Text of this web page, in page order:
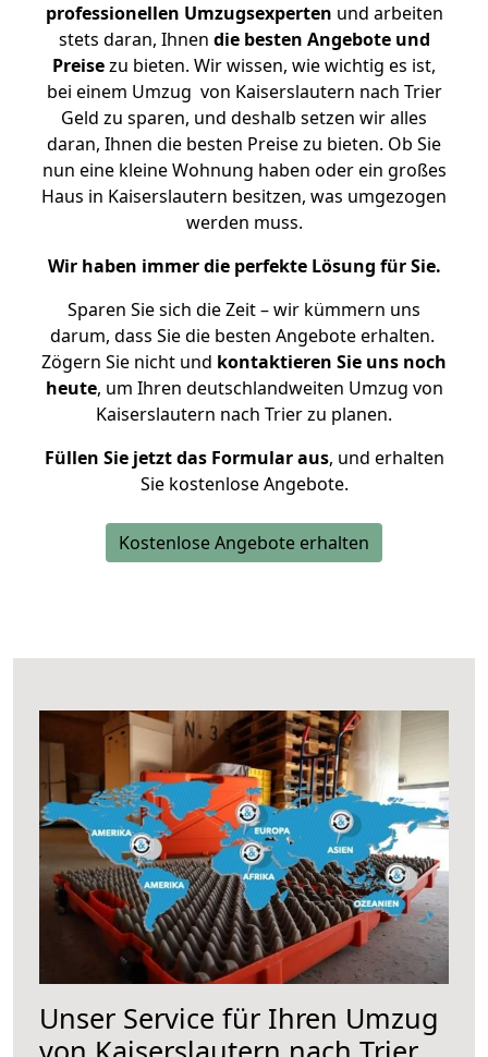
professionellen Umzugsexperten und arbeiten
stets daran, Ihnen die besten Angebote und
Preisezu bieten. Wir wissen, wie wichtig es ist,
bei einem Umzug von Kaiserslautern nach Trier
Geld zu sparen, und deshalb setzen wir alles
daran, Ihnen die besten Preise zu bieten. Ob Sie
nun eine kleine Wohnung haben oder ein großes
Haus in Kaiserslautern besitzen, was umgezogen
werden muss.
Wir haben immer die perfekte Lösung für Sie.
Sparen Sie sich die Zeit – wir kümmern uns
darum, dass Sie die besten Angebote erhalten.
Zögern Sie nicht und kontaktieren Sie uns noch
heute, um Ihren deutschlandweiten Umzug von
Kaiserslautern nach Trier zu planen.
Füllen Sie jetzt das Formular aus, und erhalten
Sie kostenlose Angebote.
Kostenlose Angebote erhalten
Unser Service für Ihren Umzug